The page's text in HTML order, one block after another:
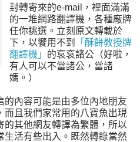
封轉寄來的e-mail，裡面滿滿
的一堆網路翻譯機，各種廠牌
任你挑選。立刻原文轉載於
下，以饗用不到
「酥餅教授牌
翻譯機」 的袞袞諸公（好啦，
有人可以不當諸公，當諸
媽。）
的內容可能是由多位內地朋友
且我們家常用的八寶魚出現
的其他網友轉譯為繁體，所以
活有些出入。既然轉錄當然